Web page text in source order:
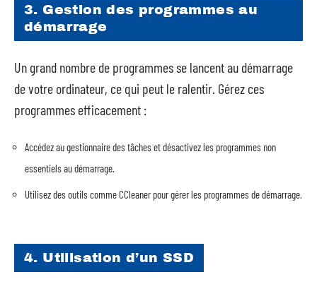
3. Gestion des programmes au
démarrage
Un grand nombre de programmes se lancent au démarrage
de votre ordinateur, ce qui peut le ralentir. Gérez ces
programmes efficacement :
Accédez au gestionnaire des tâches et désactivez les programmes non
essentiels au démarrage.
Utilisez des outils comme CCleaner pour gérer les programmes de démarrage.
4. Utilisation d’un SSD